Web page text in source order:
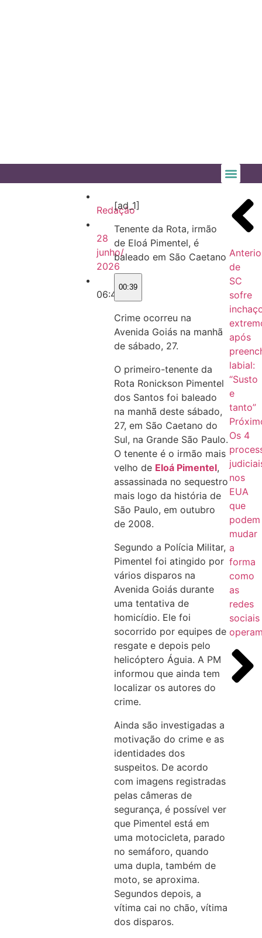
Redação
28
junho/
2026
06:45
[ad_1]
Tenente da Rota, irmão
de Eloá Pimentel, é
baleado em São Caetano
00:39
Crime ocorreu na
Avenida Goiás na manhã
de sábado, 27.
O primeiro-tenente da
Rota Ronickson Pimentel
dos Santos foi baleado
na manhã deste sábado,
27, em São Caetano do
Sul, na Grande São Paulo.
O tenente é o irmão mais
velho de Eloá Pimentel,
assassinada no sequestro
mais logo da história de
São Paulo, em outubro
de 2008.
Segundo a Polícia Militar,
Pimentel foi atingido por
vários disparos na
Avenida Goiás durante
uma tentativa de
homicídio. Ele foi
socorrido por equipes de
resgate e depois pelo
helicóptero Águia. A PM
informou que ainda tem
localizar os autores do
crime.
Ainda são investigadas a
motivação do crime e as
identidades dos
suspeitos. De acordo
com imagens registradas
pelas câmeras de
segurança, é possível ver
que Pimentel está em
uma motocicleta, parado
no semáforo, quando
uma dupla, também de
moto, se aproxima.
Segundos depois, a
vítima cai no chão, vítima
dos disparos.
de
SC
sofre
após
labial:
“Susto
e
tanto”
Os 4
nos
EUA
que
podem
mudar
a
forma
como
as
redes
sociais